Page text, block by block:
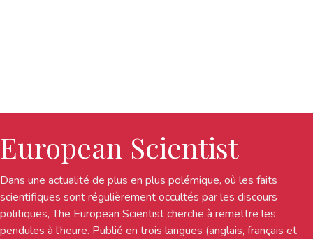
European Scientist
Dans une actualité de plus en plus polémique, où les faits
scientifiques sont régulièrement occultés par les discours
politiques, The European Scientist cherche à remettre les
pendules à l’heure. Publié en trois langues (anglais, français et